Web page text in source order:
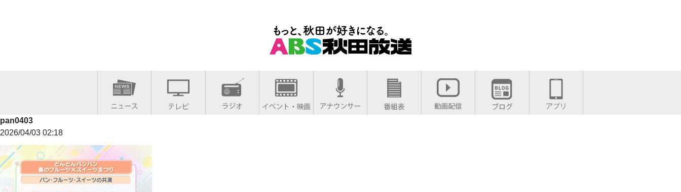
pan0403
2026/04/03 02:18